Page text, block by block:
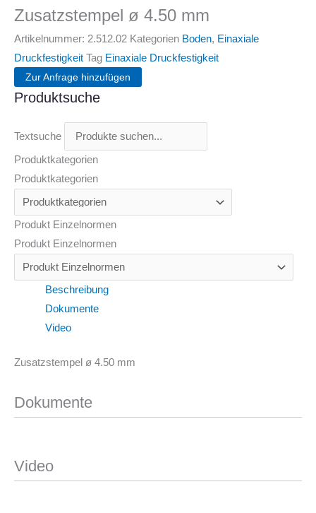
Zusatzstempel ø 4.50 mm
Artikelnummer: 2.512.02 Kategorien Boden, Einaxiale
Druckfestigkeit Tag Einaxiale Druckfestigkeit
Zur Anfrage hinzufügen
Produktsuche
Textsuche
Produktkategorien
Produktkategorien
Produkt Einzelnormen
Produkt Einzelnormen
Beschreibung
Dokumente
Video
Zusatzstempel ø 4.50 mm
Dokumente
Video